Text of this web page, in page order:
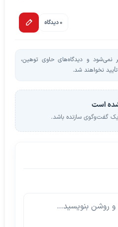
0 دیدگاه
نمی‌شود و دیدگاه‌های حاوی توهین،
تأیید نخواهند شد.
است
گفت‌وگوی سازنده باشد.